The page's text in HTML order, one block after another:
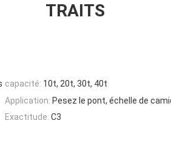
TRAITS
capacité: 10t, 20t, 30t, 40t
Application: Pesez le pont, échelle de
Exactitude: C3